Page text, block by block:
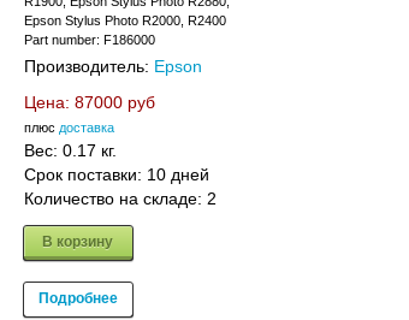
Epson Stylus Photo R2000, R2400
Part number: F186000
Производитель: Epson
Цена: 87000 руб
плюс доставка
Вес: 0.17 кг.
Срок поставки: 10 дней
Количество на складе: 2
В корзину
Подробнее